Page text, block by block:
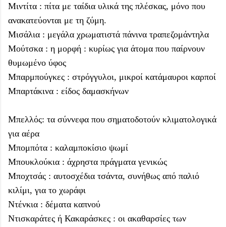
Μιντίτα : πίτα με ταίδια υλικά της πλέσκας, μόνο που
ανακατεύονται με τη ζύμη.
Μισάλια : μεγάλα χρωματιστά πάνινα τραπεζομάντηλα
Μούτσκα : η μορφή : κυρίως για άτομα που παίρνουν
θυμωμένο ύφος
Μπαρμπούγκες : στρόγγυλοι, μικροί κατάμαυροι καρποί
Μπαρτάκινα : είδος δαμασκήνων
Μπελλός: τα σύννεφα που σηματοδοτούν κλιματολογικά
για αέρα
Μπομπότα : καλαμποκίσιο ψωμί
Μπουκλούκια : άχρηστα πράγματα γενικώς
Μποχτσάς : αυτοσχέδια τσάντα, συνήθως από παλιό
κιλίμι, για το χωράφι
Ντένκια : δέματα καπνού
Ντισκαράτες ή Κακαράσκες : οι ακαθαρσίες των